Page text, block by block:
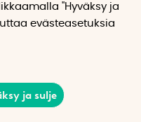
"Hyväksy ja
evästeasetuksia
ja sulje